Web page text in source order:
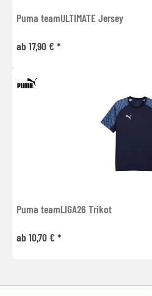
Puma teamULTIMATE Jersey
ab 17,90 € *
Puma teamLIGA26 Trikot
ab 10,70 € *